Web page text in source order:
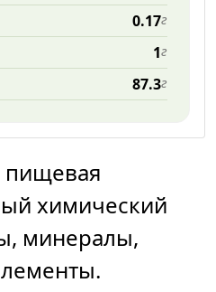
0.17г
1г
87.3г
пищевая
химический
минералы,